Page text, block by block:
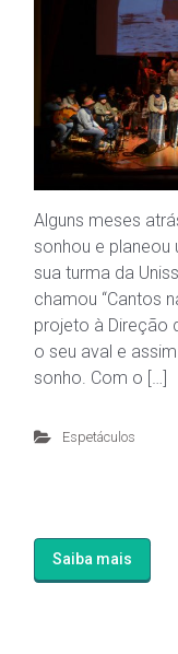
Alguns meses
sonhou e
sua turma da
chamou “Cantos
projeto à Direção
o seu aval e
sonho. Com o […]
Espetáculos
Saiba mais